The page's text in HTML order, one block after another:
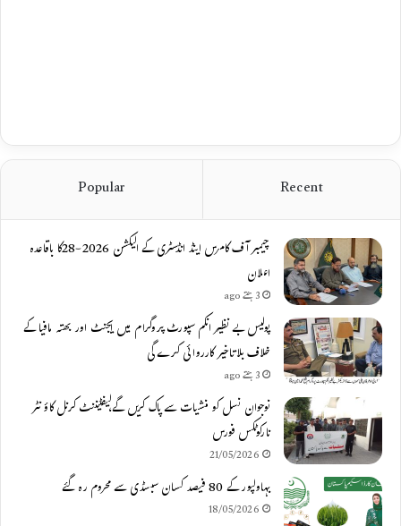
Recent
Popular
چیمبر آف کامرس اینڈ انڈسٹری کے الیکشن 2026-28کا باقاعدہ
اعلان
3 ہفتے ago
پولیس بے نظیر انکم سپورٹ پروگرام میں ایجنٹ اور بھتہ مافیا کے
خلاف بلاتاخیر کارروائی کرے گی
3 ہفتے ago
نوجوان نسل کو منشیات سے پاک کریں گے،لیفٹیننٹ کرنل کاؤنٹر
نارکوٹکس فورس
21/05/2026
بہاولپور کے 80 فیصد کسان سبسڈی سے محروم رہ گئے
18/05/2026